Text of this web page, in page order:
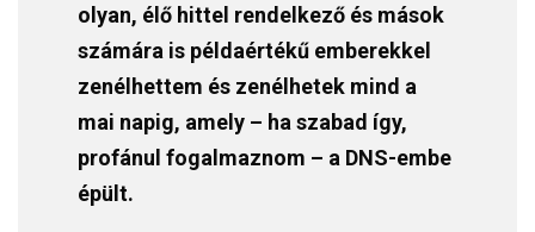
olyan, élő hittel rendelkező és mások
számára is példaértékű emberekkel
zenélhettem és zenélhetek mind a
mai napig, amely – ha szabad így,
profánul fogalmaznom – a DNS-embe
épült.